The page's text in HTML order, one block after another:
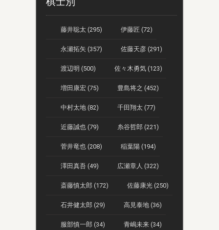
藤井聡太 (295) 伊藤匠 (72)
永瀬拓矢 (357) 佐藤天彦 (291)
渡辺明 (500) 佐々木勇気 (123)
増田康宏 (75) 豊島将之 (452)
中村太地 (82) 千田翔太 (77)
近藤誠也 (79) 糸谷哲郎 (221)
菅井竜也 (208) 稲葉陽 (194)
澤田真吾 (49) 広瀬章人 (322)
斎藤慎太郎 (172) 佐藤康光 (250)
石井健太郎 (29) 高見泰地 (36)
服部慎一郎 (34) 青嶋未来 (34)